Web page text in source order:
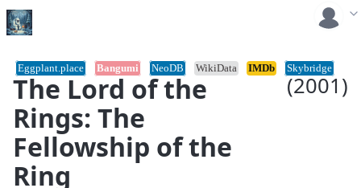
The Lord of the
Rings: The
Fellowship of the
Ring
(2001)
Eggplant.place Bangumi NeoDB WikiData IMDb Skybridge